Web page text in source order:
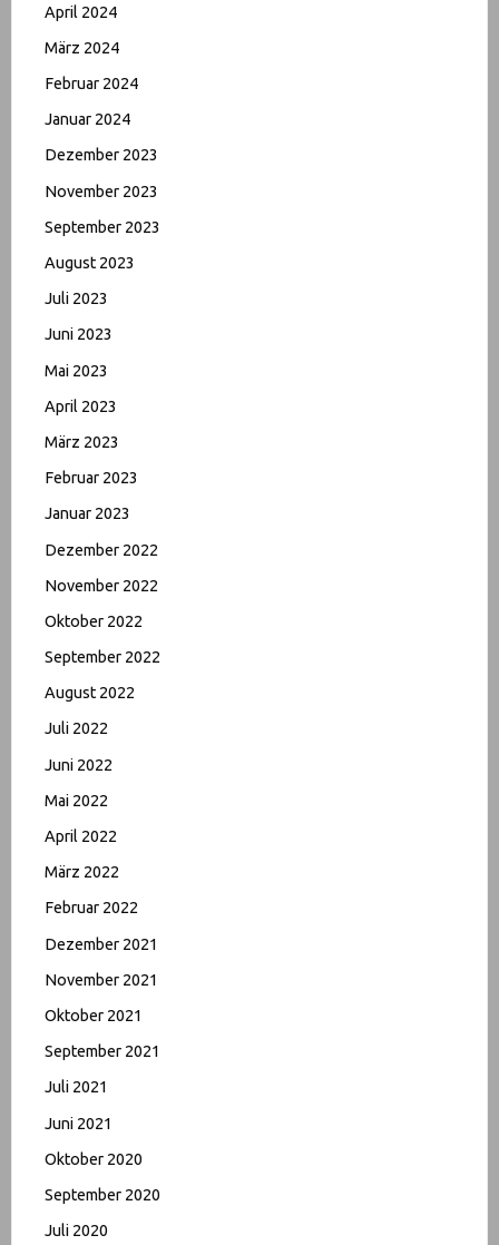
April 2024
März 2024
Februar 2024
Januar 2024
Dezember 2023
November 2023
September 2023
August 2023
Juli 2023
Juni 2023
Mai 2023
April 2023
März 2023
Februar 2023
Januar 2023
Dezember 2022
November 2022
Oktober 2022
September 2022
August 2022
Juli 2022
Juni 2022
Mai 2022
April 2022
März 2022
Februar 2022
Dezember 2021
November 2021
Oktober 2021
September 2021
Juli 2021
Juni 2021
Oktober 2020
September 2020
Juli 2020